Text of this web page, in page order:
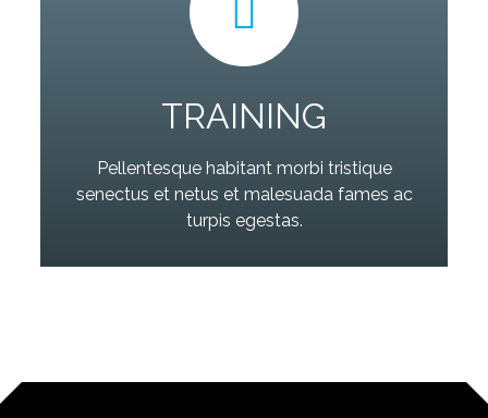
TRAINING
Pellentesque habitant morbi tristique
senectus et netus et malesuada fames ac
turpis egestas.